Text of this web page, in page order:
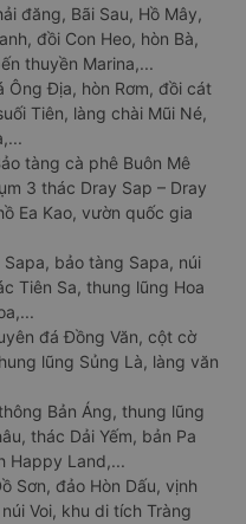
đăng, Bãi Sau, Hồ Mây,
đồi Con Heo, hòn Bà,
thuyền Marina,...
Ông Địa, hòn Rơm, đồi cát
Tiên, làng chài Mũi Né,
tàng cà phê Buôn Mê
3 thác Dray Sap – Dray
Ea Kao, vườn quốc gia
bảo tàng Sapa, núi
Tiên Sa, thung lũng Hoa
đá Đồng Văn, cột cờ
lũng Sủng Là, làng văn
Bản Áng, thung lũng
thác Dải Yếm, bản Pa
Happy Land,...
Sơn, đảo Hòn Dấu, vịnh
Voi, khu di tích Tràng